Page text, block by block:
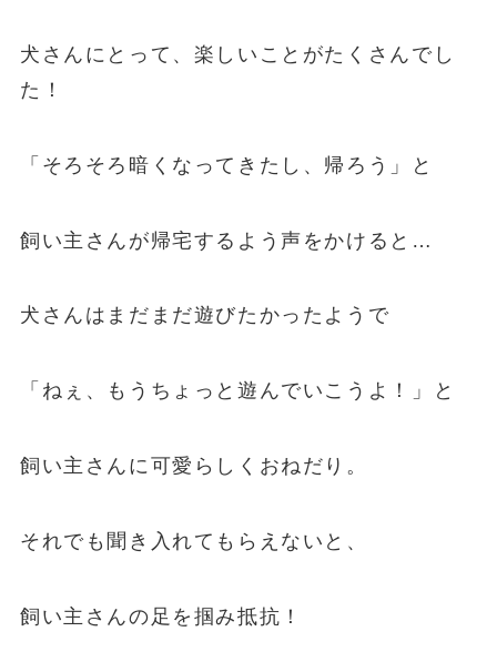
犬さんにとって、楽しいことがたくさんでし
た！
「そろそろ暗くなってきたし、帰ろう」と
飼い主さんが帰宅するよう声をかけると…
犬さんはまだまだ遊びたかったようで
「ねぇ、もうちょっと遊んでいこうよ！」と
飼い主さんに可愛らしくおねだり。
それでも聞き入れてもらえないと、
飼い主さんの足を掴み抵抗！